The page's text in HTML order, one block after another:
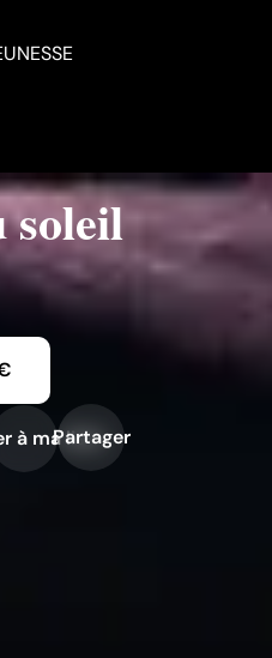
soleil
à ma liste
Partager